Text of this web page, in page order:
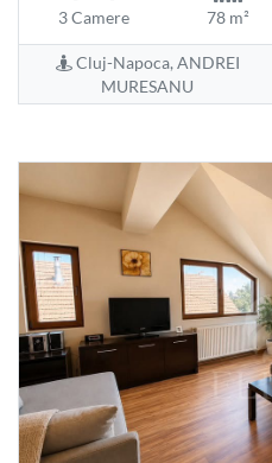
3 Camere 78 m²
Cluj-Napoca, ANDREI
MURESANU